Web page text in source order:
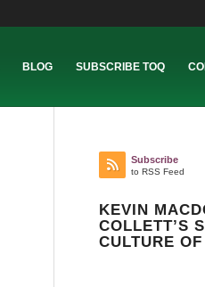
BLOG SUBSCRIBE TOQ
Subscribe
to RSS Feed
KEVIN
COLLETT’S
CULTURE